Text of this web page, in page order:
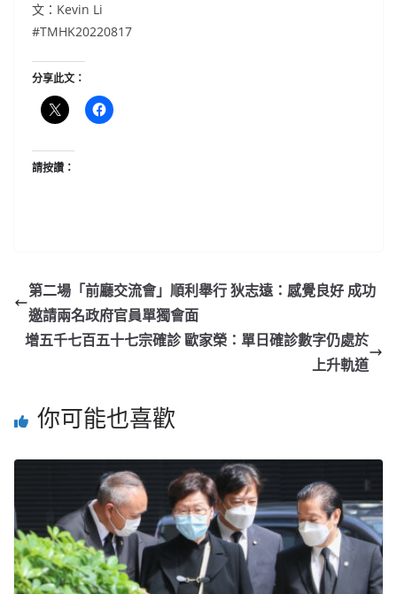
文：Kevin Li
#TMHK20220817
分享此文：
請按讚：
第二場「前廳交流會」順利舉行 狄志遠：感覺良好 成功
邀請兩名政府官員單獨會面
增五千七百五十七宗確診 歐家榮：單日確診數字仍處於
上升軌道
你可能也喜歡